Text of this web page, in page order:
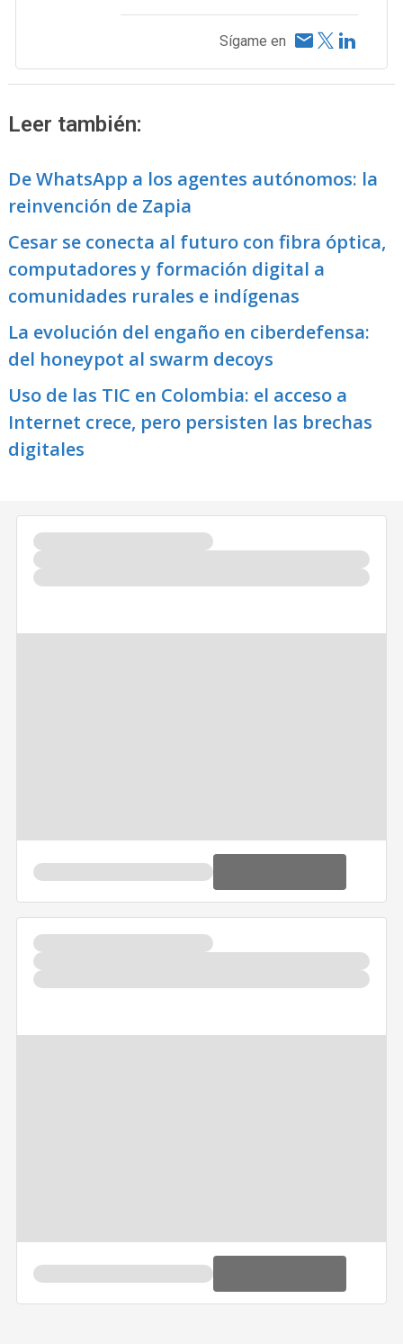
Sígame en
Leer también:
De WhatsApp a los agentes autónomos: la
reinvención de Zapia
Cesar se conecta al futuro con fibra óptica,
computadores y formación digital a
comunidades rurales e indígenas
La evolución del engaño en ciberdefensa:
del honeypot al swarm decoys
Uso de las TIC en Colombia: el acceso a
Internet crece, pero persisten las brechas
digitales